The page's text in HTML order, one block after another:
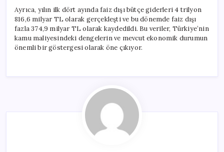
Ayrıca, yılın ilk dört ayında faiz dışı bütçe giderleri 4 trilyon
816,6 milyar TL olarak gerçekleşti ve bu dönemde faiz dışı
fazla 374,9 milyar TL olarak kaydedildi. Bu veriler, Türkiye’nin
kamu maliyesindeki dengelerin ve mevcut ekonomik durumun
önemli bir göstergesi olarak öne çıkıyor.